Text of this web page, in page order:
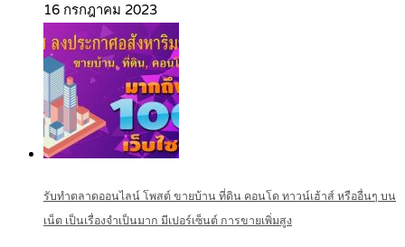
16 กรกฎาคม 2023
รับทำตลาดออนไลน์ โพสต์ ขายบ้าน ที่ดิน คอนโด ทาวน์เฮ้าส์ หรืออื่นๆ บน
เน็ต เป็นเรื่องจำเป็นมาก มีเปอร์เซ็นต์ การขายเพิ่มสูง